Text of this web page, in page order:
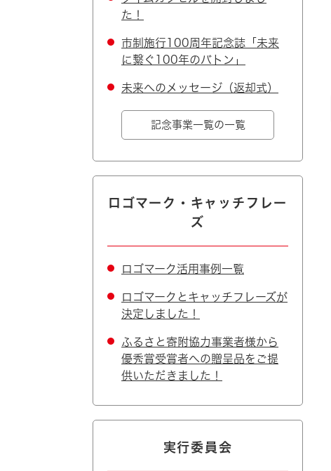
た！
市制施行100周年記念誌「未来
に繋ぐ100年のバトン」
未来へのメッセージ（返却式）
記念事業一覧の一覧
ロゴマーク・キャッチフレー
ズ
ロゴマーク活用事例一覧
ロゴマークとキャッチフレーズが
決定しました！
ふるさと寄附協力事業者様から
優秀賞受賞者への贈呈品をご提
供いただきました！
実行委員会